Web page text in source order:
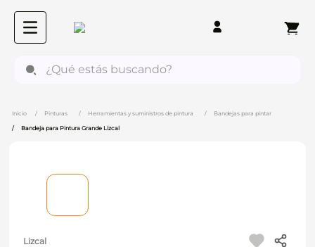
Pinturas Herramientas y suministros de pintura Bandejas para pintar
Bandeja para Pintura Grande Lizcal
Lizcal